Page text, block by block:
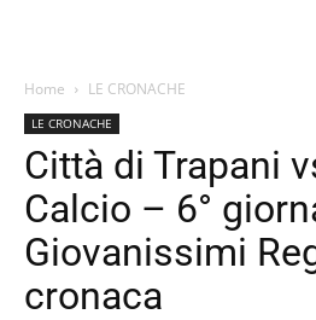
Home LE CRONACHE
LE CRONACHE
Città di Trapani
Calcio – 6°
Giovanissimi
cronaca